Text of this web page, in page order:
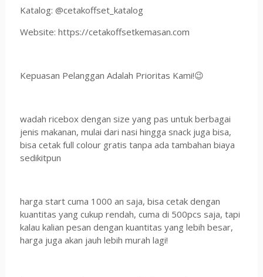
Katalog: @cetakoffset_katalog
Website: https://cetakoffsetkemasan.com
Kepuasan Pelanggan Adalah Prioritas Kami!😉
wadah ricebox dengan size yang pas untuk berbagai
jenis makanan, mulai dari nasi hingga snack juga bisa,
bisa cetak full colour gratis tanpa ada tambahan biaya
sedikitpun
harga start cuma 1000 an saja, bisa cetak dengan
kuantitas yang cukup rendah, cuma di 500pcs saja, tapi
kalau kalian pesan dengan kuantitas yang lebih besar,
harga juga akan jauh lebih murah lagi!